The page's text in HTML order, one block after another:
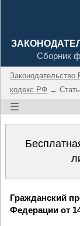
Сборник
Законодательство
кодекс РФ →
☰
Гражданский
Федерации от